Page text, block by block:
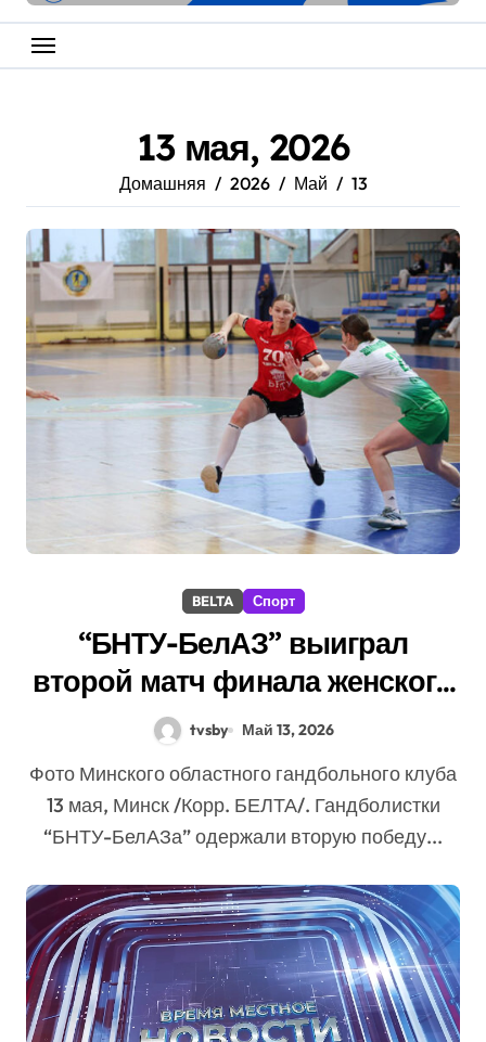
13 мая, 2026
Домашняя 2026 Май 13
BELTA Спорт
“БНТУ-БелАЗ” выиграл
второй матч финала женского
чемпионата Беларуси по
гандболу
tvsby Май 13, 2026
Фото Минского областного гандбольного клуба
13 мая, Минск /Корр. БЕЛТА/. Гандболистки
“БНТУ-БелАЗа” одержали вторую победу...